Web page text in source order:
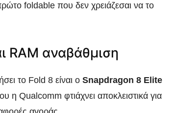
foldable που δεν χρειάζεσαι να το
RAM αναβάθμιση
το Fold 8 είναι ο Snapdragon 8 Elite
Qualcomm φτιάχνει αποκλειστικά για